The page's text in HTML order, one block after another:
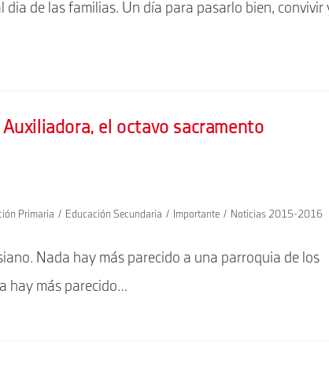
de las familias. Un día para pasarlo bien, convivir
el octavo sacramento
Primaria / Educación Secundaria / Importante / Noticias 2015-2016
Nada hay más parecido a una parroquia de los
hay más parecido…